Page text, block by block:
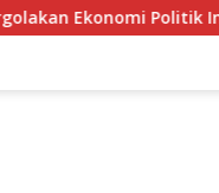
Nasional